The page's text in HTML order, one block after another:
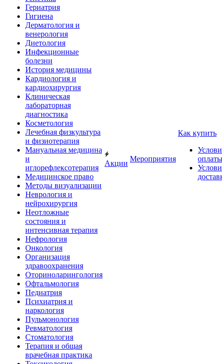
Гериатрия
Гигиена
Дерматология и
венерология
Диетология
Инфекционные
болезни
История медицины
Кардиология и
кардиохирургия
Клиническая
лабораторная
диагностика
Косметология
Лечебная физкультура
и физиотерапия
Мануальная медицина
и
иглорефлексотерапия
Медицинское право
Методы визуализации
Неврология и
нейрохирургия
Неотложные
состояния и
интенсивная терапия
Нефрология
Онкология
Организация
здравоохранения
Оториноларингология
Офтальмология
Педиатрия
Психиатрия и
наркология
Пульмонология
Ревматология
Стоматология
Терапия и общая
врачебная практика
Акции
Мероприятия
Как купить
оплаты